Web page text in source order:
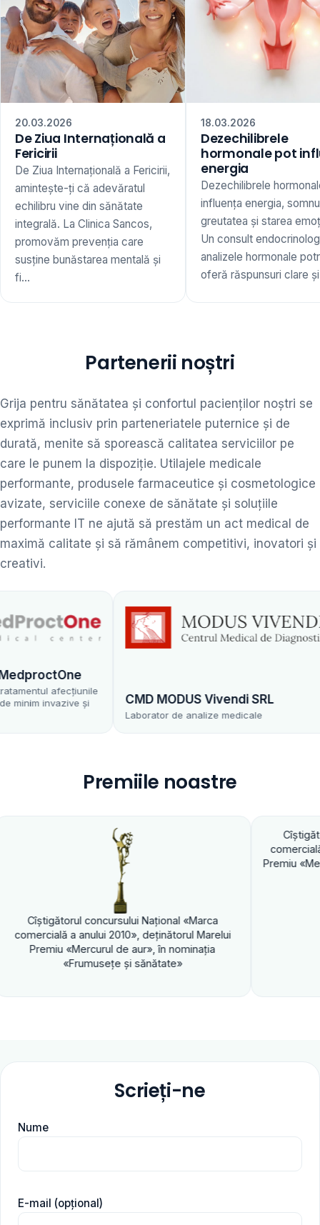
20.03.2026
De Ziua Internațională a
Fericirii
De Ziua Internațională a Fericirii,
amintește-ți că adevăratul
echilibru vine din sănătate
integrală. La Clinica Sancos,
promovăm prevenția care
susține bunăstarea mentală și
fi...
18.03.2026
Dezechilibrele
hormonale pot
energia
Dezechilibrele
influența energia,
greutatea și starea
Un consult
analizele hormonale
oferă răspunsuri clare
Partenerii noștri
Grija pentru sănătatea și confortul pacienților noștri se
exprimă inclusiv prin parteneriatele puternice și de
durată, menite să sporească calitatea serviciilor pe
care le punem la dispoziție. Utilajele medicale
performante, produsele farmaceutice și cosmetologice
avizate, serviciile conexe de sănătate și soluțiile
performante IT ne ajută să prestăm un act medical de
maximă calitate și să rămânem competitivi, inovatori și
creativi.
afecțiunile
invazive și
CMD MODUS Vivendi SRL
Laborator de analize medicale
Premiile noastre
concursului Naţional «Marca
a anului 2010», deţinătorul Marelui
«Mercurul de aur», în nominaţia
«Frumuseţe şi sănătate»
Cîştigătorul
comercială a anului
Premiu «Mercurul de
Scrieți-ne
Nume
E-mail (opțional)